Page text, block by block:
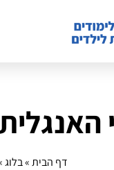
דף הבית»בלוג